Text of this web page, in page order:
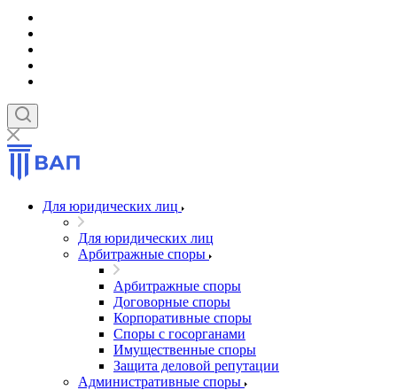
Для юридических лиц
Для юридических лиц
Арбитражные споры
Арбитражные споры
Договорные споры
Корпоративные споры
Споры с госорганами
Имущественные споры
Защита деловой репутации
Административные споры